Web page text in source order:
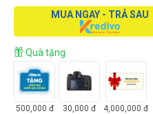
MUA NGAY - TRẢ SAU
Quà tặng
500,000 đ 30,000 đ 4,000,000 đ